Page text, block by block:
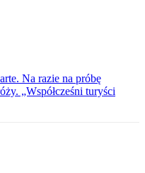
Na razie na próbę
„Współcześni turyści